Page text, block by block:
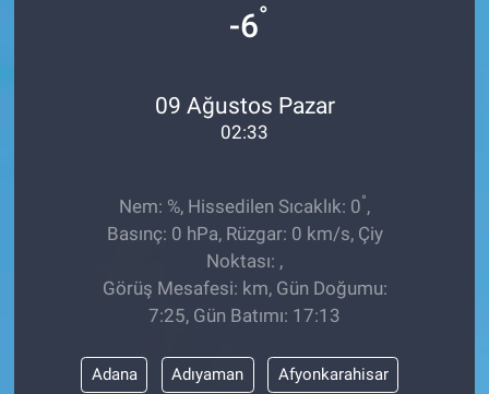
-6°
09 Ağustos Pazar
02:33
Nem: %, Hissedilen Sıcaklık: 0°,
Basınç: 0 hPa, Rüzgar: 0 km/s, Çiy
Noktası: ,
Görüş Mesafesi: km, Gün Doğumu:
7:25, Gün Batımı: 17:13
Adana Adıyaman Afyonkarahisar